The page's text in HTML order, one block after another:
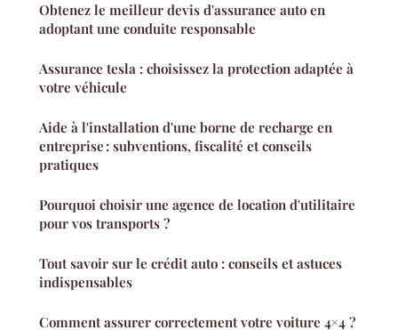
Obtenez le meilleur devis d'assurance auto en
adoptant une conduite responsable
Assurance tesla : choisissez la protection adaptée à
votre véhicule
Aide à l'installation d'une borne de recharge en
entreprise : subventions, fiscalité et conseils
pratiques
Pourquoi choisir une agence de location d'utilitaire
pour vos transports ?
Tout savoir sur le crédit auto : conseils et astuces
indispensables
Comment assurer correctement votre voiture 4×4 ?